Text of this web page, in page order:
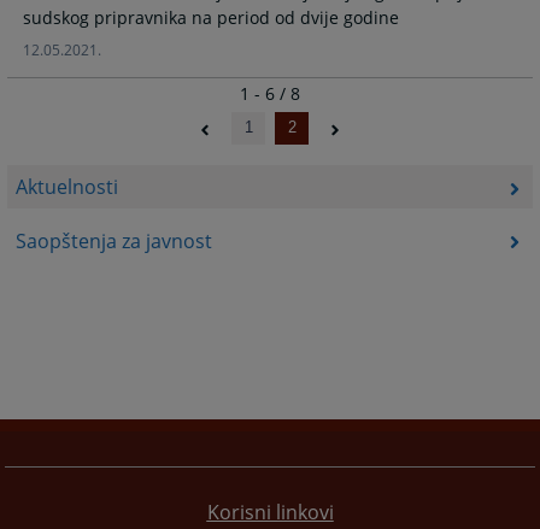
Aktuelnosti
Saopštenja za javnost
sudskog pripravnika na period od dvije godine
12.05.2021.
1 - 6 / 8
1 2
Korisni linkovi